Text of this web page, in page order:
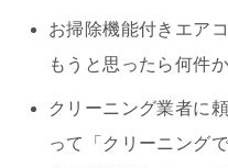
お掃除機能付きエア
もうと思ったら何件
クリーニング業者に
って「クリーニング